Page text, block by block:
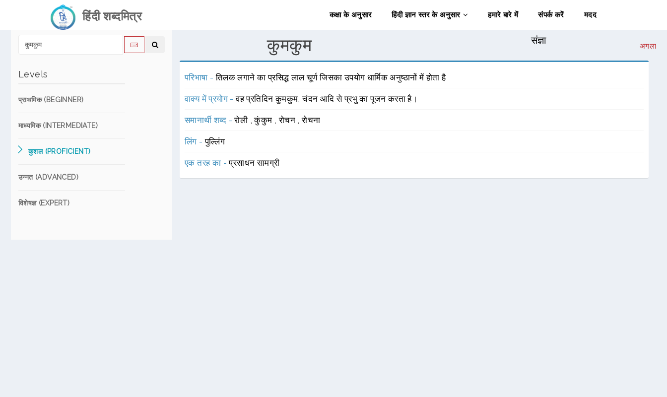
हिंदी शब्दमित्र कक्षा के अनुसार हिंदी ज्ञान स्तर के अनुसार हमारे बारे में संपर्क करें मदद
Levels
प्राथमिक (BEGINNER)
माध्यमिक (INTERMEDIATE)
कुशल (PROFICIENT)
उन्नत (ADVANCED)
विशेषज्ञ (EXPERT)
कुमकुम संज्ञा
अगला
परिभाषा -तिलक लगाने का प्रसिद्ध लाल चूर्ण जिसका उपयोग धार्मिक अनुष्ठानों में होता है
वाक्य में प्रयोग -वह प्रतिदिन कुमकुम, चंदन आदि से प्रभु का पूजन करता है।
समानार्थी शब्द -रोली ,कुंकुम ,रोचन ,रोचना
लिंग -पुल्लिंग
एक तरह का -प्रसाधन सामग्री